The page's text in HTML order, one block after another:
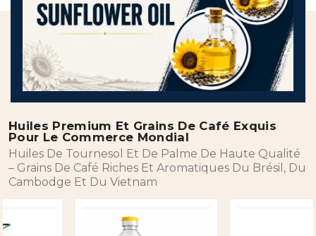
Huiles Premium Et Grains De Café Exquis
Pour Le Commerce Mondial
Huiles De Tournesol Et De Palme De Haute Qualité
– Grains De Café Riches Et Aromatiques Du Brésil, Du
Cambodge Et Du Vietnam